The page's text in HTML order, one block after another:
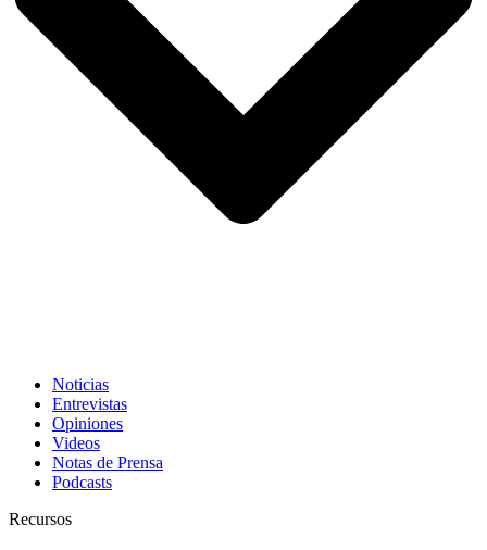
Noticias
Entrevistas
Opiniones
Videos
Notas de Prensa
Podcasts
Recursos